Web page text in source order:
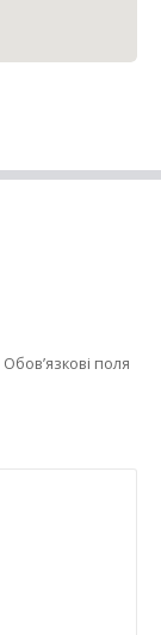
Обов’язкові поля